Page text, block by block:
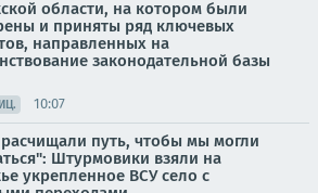
области, на котором были
и приняты ряд ключевых
направленных на
законодательной базы
10:07
путь, чтобы мы могли
Штурмовики взяли на
укрепленное ВСУ село с